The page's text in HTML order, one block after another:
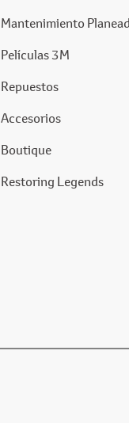
Mantenimiento
Películas 3M
Repuestos
Accesorios
Boutique
Restoring Legends